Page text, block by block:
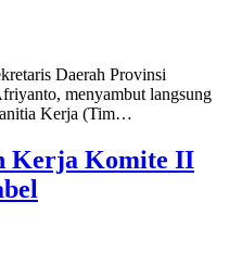
Daerah Provinsi
menyambut langsung
Kerja (Tim…
Kerja Komite II